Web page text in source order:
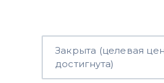
Закрыта (целевая
достигнута)